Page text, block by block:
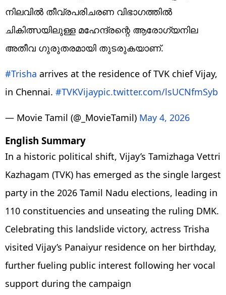
നിലവിൽ തീവ്രപരിചരണ വിഭാഗത്തിൽ
ചികിത്സയിലുള്ള മഹേന്ദ്രന്റെ ആരോഗ്യനില
അതീവ ഗുരുതരമായി തുടരുകയാണ്.
#Trisha arrives at the residence of TVK chief Vijay,
in Chennai. #TVKVijay‌pic.twitter.com/lsUCNfmSyb
— Movie Tamil (@_MovieTamil) May 4, 2026
English Summary
In a historic political shift, Vijay’s Tamizhaga Vettri
Kazhagam (TVK) has emerged as the single largest
party in the 2026 Tamil Nadu elections, leading in
110 constituencies and unseating the ruling DMK.
Celebrating this landslide victory, actress Trisha
visited Vijay’s Panaiyur residence on her birthday,
further fueling public interest following her vocal
support during the campaign